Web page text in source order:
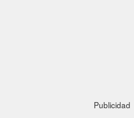
Publicidad